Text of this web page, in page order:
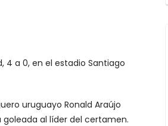
4 a 0, en el estadio Santiago
uruguayo Ronald Araújo
al líder del certamen.